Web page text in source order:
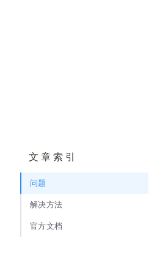
文章索引
问题
解决方法
官方文档